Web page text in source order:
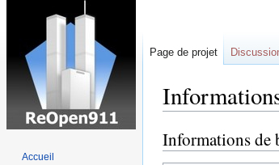
Sauter
à
Sauter
à
Informations de
Page de projet
Accueil